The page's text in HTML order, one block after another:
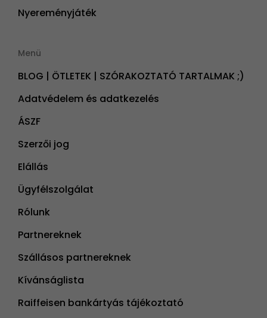
Nyereményjáték
Menü
BLOG | ÖTLETEK | SZÓRAKOZTATÓ TARTALMAK ;)
Adatvédelem és adatkezelés
ÁSZF
Szerzői jog
Elállás
Ügyfélszolgálat
Rólunk
Partnereknek
Szállásos partnereknek
Kívánságlista
Raiffeisen bankártyás tájékoztató